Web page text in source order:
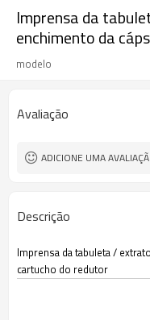
Imprensa da
enchimento da
modelo
Avaliação
ADICIONE UMA
Descrição
Imprensa da tabuleta /
cartucho do redutor